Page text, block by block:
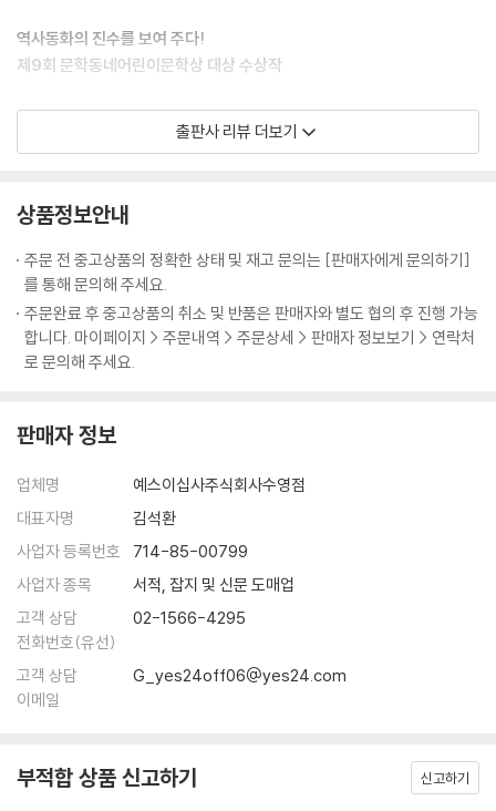
역사동화의 진수를 보여 주다!
제9회 문학동네어린이문학상 대상 수상작
『책과 노니는 집』은 “역사물의 교훈주의를 깨끗하게 뛰어넘어 본격적인
역사동화의 장을 열고 있다.”는 평을 받으며 문학동네어린이문학상 대상
일반 백성들의 생활사 및 문제의식 등을 내밀하면서도 섬세하게 그려내고
있다.
보통 역사동화들은 어린이 독자를 위한 문학성 향상보다는 업적이 돋보이
는 주인공을 내세워 학습적 효과와 연결 지으려는 경우가 많다. 하지만 『책
과 노니는 집』은 안일한 구성과 상투적인 이야기 전개를 벗어 던진 독창적
인 역사동화이다. 무엇보다 주인공 ‘문장’의 어린 시절을 통해 어린아이의
안목과 작가적 내공이 만만치 않음을 의미한다.
을 사는 어린이들이 보다 깊고 따듯한 마음으로 우리 사회와 역사에 눈을
돌릴 수 있을 것으로 기대된다.
러내고 싶은 유혹에 끊임없이 시달리기 마련이고 일정 정도는 그 유혹에
넘어가기도 한다. 그러나 이 작품의 작가는 그러한 유혹에서 냉정하게 느
껴질 정도로 벗어나 있다. 장이라는 어린아이가 보고 이해할 수 있는 범위
에서 정확하게 그 시대 삶을 그리고 있다. 상당한 문학적 훈련의 결과라 여
겨졌다._심사평 중에서
천주교 탄압, 그리고 필사쟁이의 굴곡 많은 삶
출판사 리뷰 더보기
상품정보안내
주문 전 중고상품의 정확한 상태 및 재고 문의는 [판매자에게 문의하기]
를 통해 문의해 주세요.
주문완료 후 중고상품의 취소 및 반품은 판매자와 별도 협의 후 진행 가능
합니다. 마이페이지 > 주문내역 > 주문상세 > 판매자 정보보기 > 연락처
로 문의해 주세요.
판매자 정보
업체명
예스이십사주식회사수영점
대표자명
김석환
사업자 등록번호
714-85-00799
사업자 종목
서적, 잡지 및 신문 도매업
고객 상담
전화번호(유선)
02-1566-4295
고객 상담
이메일
G_yes24off06@yes24.com
부적합 상품 신고하기 신고하기